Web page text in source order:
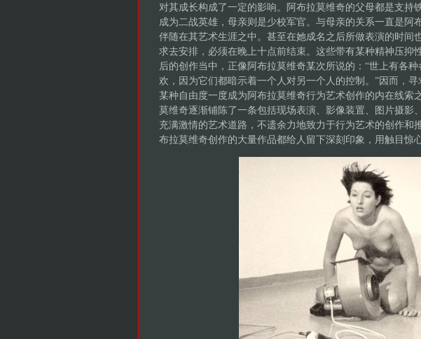
对其成长构成了一定的影响。阿布拉莫维奇的父母都是支持
成为二战英雄，母亲则是少校军官。与母亲的关系一直是阿
伴随在其艺术生涯之中。甚至在她成名之后所做表演的时间
求去安排，必须在晚上十点前结束。这些带有某种精神压抑
后的创作当中，正像阿布拉莫维奇某次所说的：“世上有各
欢，因为它们都暗示着一个人对另一个人的控制。”因而，
某种自由度一度成为阿布拉莫维奇行为艺术创作的内在线索
莫维奇逐渐铺陈了一条包括现场表演、影像装置、图片摄影
充满激情的艺术道路，不遗余力地致力于行为艺术的创作和
布拉莫维奇创作的大量作品都给人留下深刻印象，用触目惊